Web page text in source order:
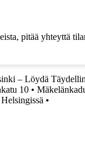
pitää yhteyttä
– Löydä
10 •
•